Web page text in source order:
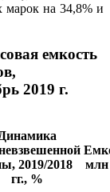
марок на 34,8% и
емкость
2019 г.
Динамика
2019/2018
гг., %
млн